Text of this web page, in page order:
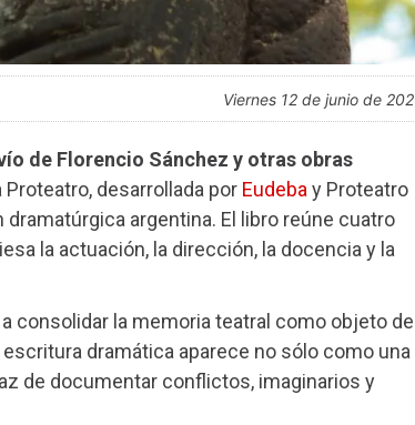
viernes 12 de junio de
de Florencio Sánchez y otras obras
desarrollada por Eudeba y Proteatro
argentina. El libro reúne cuatro
la actuación, la dirección, la docencia y la
consolidar la memoria teatral como objeto de
dramática aparece no sólo como una
de documentar conflictos, imaginarios y